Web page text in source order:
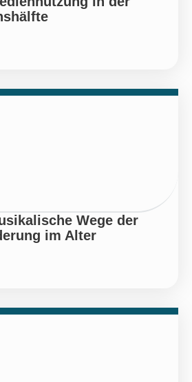
Wege der
im Alter